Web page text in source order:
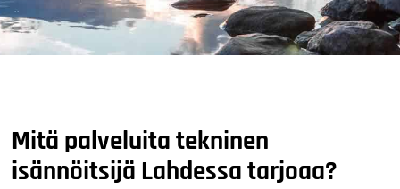
Mitä palveluita tekninen
isännöitsijä Lahdessa tarjoaa?